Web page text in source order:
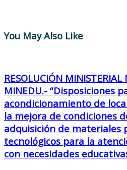
You May Also Like
RESOLUCIÓN
MINEDU.- “Disposiciones
acondicionamiento de
la mejora de condiciones
adquisición de materiales
tecnológicos para la
con necesidades